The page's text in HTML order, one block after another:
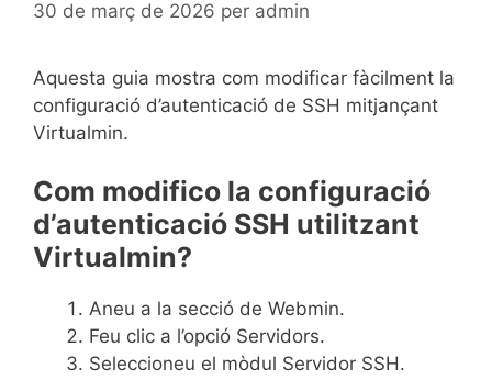
30 de març de 2026 per admin
Aquesta guia mostra com modificar fàcilment la
configuració d’autenticació de SSH mitjançant
Virtualmin.
Com modifico la configuració
d’autenticació SSH utilitzant
Virtualmin?
Aneu a la secció de Webmin.
Feu clic a l’opció Servidors.
Seleccioneu el mòdul Servidor SSH.